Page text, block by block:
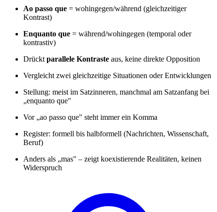
Ao passo que = wohingegen/während (gleichzeitiger
Kontrast)
Enquanto que = während/wohingegen (temporal oder
kontrastiv)
Drückt parallele Kontraste aus, keine direkte Opposition
Vergleicht zwei gleichzeitige Situationen oder Entwicklungen
Stellung: meist im Satzinneren, manchmal am Satzanfang bei
„enquanto que"
Vor „ao passo que" steht immer ein Komma
Register: formell bis halbformell (Nachrichten, Wissenschaft,
Beruf)
Anders als „mas" – zeigt koexistierende Realitäten, keinen
Widerspruch